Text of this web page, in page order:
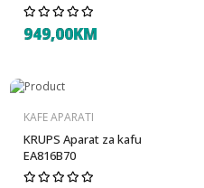
949,00KM
KAFE APARATI
KRUPS Aparat za kafu
EA816B70